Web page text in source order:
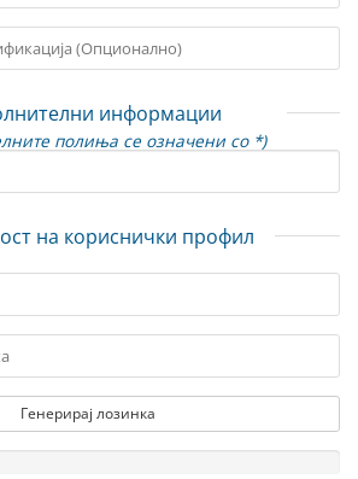
информации
полиња се означени со *)
на кориснички профил
Генерирај лозинка